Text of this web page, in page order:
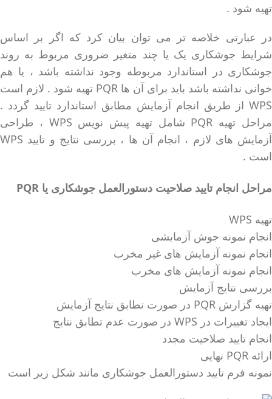
تهیه شود .
در عبارتی خلاصه تر می توان بیان کرد که اگر بر اساس
شرایط جوشکاری یک یا چند متغیر ضروری مربوط به روند
جوشکاری در استاندارد مربوطه وجود نداشته باشد ، یا هم
خوانی نداشته باشد باید برای آن ها PQR تهیه شود . لازم است
WPS از طریق انجام آزمایش مطابق استاندارد تایید گردد .
مراحل تهیه PQR شامل تهیه پیش نویس WPS ، طراحی
آزمایش های لازم ، انجام آن ها ، بررسی نتایج و تایید WPS
است .
مراحل انجام تایید صلاحیت دستورالعمل جوشکاری یا PQR
تهیه WPS
انجام نمونه جوش آزمایشی
انجام نمونه آزمایش های غیر مخرب
انجام نمونه آزمایش های مخرب
بررسی نتایج آزمایش
تهیه گزارش PQR در صورت تطابق نتایج آزمایش
ایجاد تغییرات در WPS در صورت عدم تطابق نتایج
انجام تایید صلاحیت مجدد
ارائه PQR نهایی
نمونه فرم تایید دستورالعمل جوشکاری مانند شکل زیر است